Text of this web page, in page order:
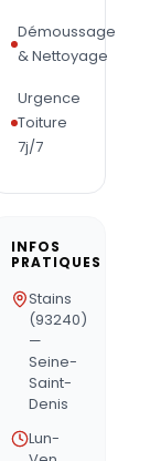
Démoussage
& Nettoyage
Urgence
Toiture
7j/7
INFOS
PRATIQUES
Stains
(93240)
—
Seine-
Saint-
Denis
Lun-